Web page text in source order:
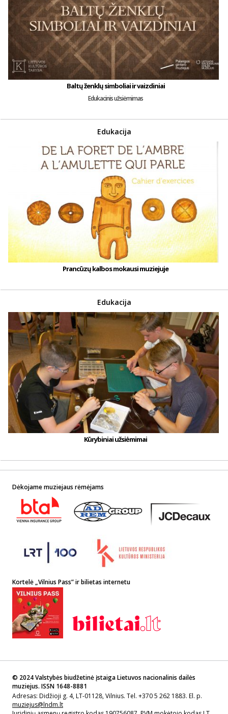
Baltų ženklų simboliai ir vaizdiniai
Edukacinis užsiėmimas
Edukacija
Prancūzų kalbos mokausi muziejuje
Edukacija
Kūrybiniai užsiėmimai
Dėkojame muziejaus rėmėjams
Kortelė „Vilnius Pass” ir bilietas internetu
© 2024 Valstybės biudžetinė įstaiga Lietuvos nacionalinis dailės
muziejus. ISSN 1648-8881
Adresas: Didžioji g. 4, LT-01128, Vilnius. Tel. +370 5 262 1883. El. p.
muziejus@lndm.lt